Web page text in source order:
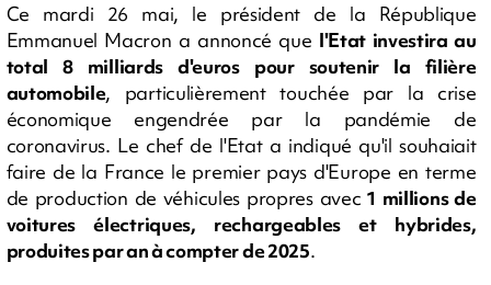
Ce mardi 26 mai, le président de la République
Emmanuel Macron a annoncé que l'Etat investira au
total 8 milliards d'euros pour soutenir la filière
automobile, particulièrement touchée par la crise
économique engendrée par la pandémie de
coronavirus. Le chef de l'Etat a indiqué qu'il souhaiait
faire de la France le premier pays d'Europe en terme
de production de véhicules propres avec 1 millions de
voitures électriques, rechargeables et hybrides,
produites par an à compter de 2025.